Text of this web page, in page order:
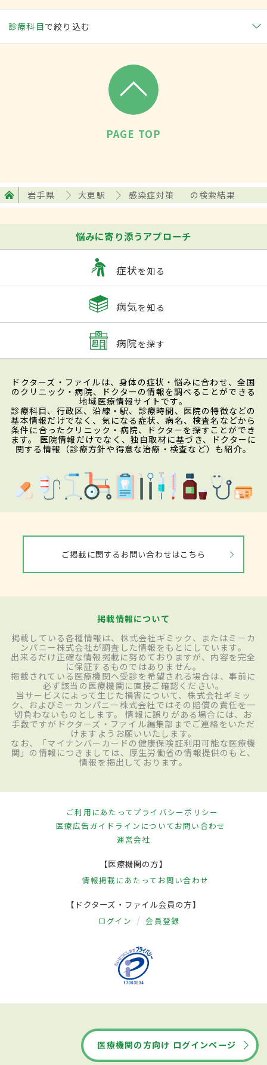
診療科目で絞り込む
PAGE TOP
岩手県 大更駅 感染症対策 の検索結果
悩みに寄り添うアプローチ
症状を知る
病気を知る
病院を探す
ドクターズ・ファイルは、身体の症状・悩みに合わせ、全国
のクリニック・病院、ドクターの情報を調べることができる
地域医療情報サイトです。
診療科目、行政区、沿線・駅、診療時間、医院の特徴などの
基本情報だけでなく、気になる症状、病名、検査名などから
条件に合ったクリニック・病院、ドクターを探すことができ
ます。 医院情報だけでなく、独自取材に基づき、ドクターに
関する情報（診療方針や得意な治療・検査など）も紹介。
ご掲載に関するお問い合わせはこちら
掲載情報について
掲載している各種情報は、株式会社ギミック、またはミーカ
ンパニー株式会社が調査した情報をもとにしています。
出来るだけ正確な情報掲載に努めておりますが、内容を完全
に保証するものではありません。
掲載されている医療機関へ受診を希望される場合は、事前に
必ず該当の医療機関に直接ご確認ください。
当サービスによって生じた損害について、株式会社ギミッ
ク、およびミーカンパニー株式会社ではその賠償の責任を一
切負わないものとします。 情報に誤りがある場合には、お
手数ですがドクターズ・ファイル編集部までご連絡をいただ
けますようお願いいたします。
なお、「マイナンバーカードの健康保険証利用可能な医療機
関」の情報につきましては、厚生労働省の情報提供のもと、
情報を掲出しております。
ご利用にあたってプライバシーポリシー
医療広告ガイドラインについてお問い合わせ
運営会社
【医療機関の方】
情報掲載にあたって お問い合わせ
【ドクターズ・ファイル会員の方】
ログイン 会員登録
医療機関の方向け ログインページ